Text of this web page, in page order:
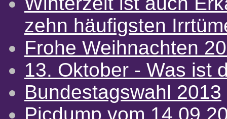
zehn häufigsten
Frohe Weihnachten
13. Oktober - Was ist
Bundestagswahl 2013
Picdump vom